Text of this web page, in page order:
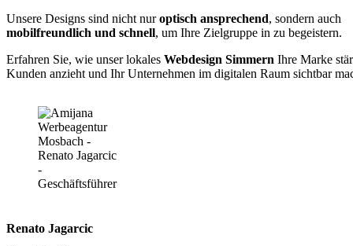
Unsere Designs sind nicht nuroptisch ansprechend, sondern auch
mobilfreundlich und schnell, um Ihre Zielgruppe in zu begeistern.
Erfahren Sie, wie unser lokales Webdesign Simmern Ihre Marke
Kunden anzieht und Ihr Unternehmen im digitalen Raum sichtbar
Renato Jagarcic